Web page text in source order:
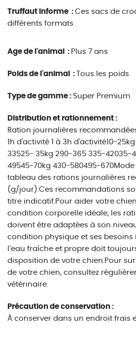
Truffaut informe : Ces sacs de
différents formats.
Age de l'animal : Plus 7 ans
Poids de l'animal : Tous les poids
Type de gamme : Super Premium
Distribution et rationnement :
Ration journalières
1h d'activité 1 à 3h d'activité10-
33525- 35kg 290-365 335-42035-
49545-70kg 430-580495-670Mode
tableau des rations journalières
(g/jour).Ces recommandations
titre indicatif.Pour aider votre
condition corporelle idéale, les
doivent être adaptées à son
condition physique et ses besoins
l’eau fraîche et propre doit
disposition de votre chien.Pour
de votre chien, consultez
vétérinaire.
Précaution de conservation :
À conserver dans un endroit frais